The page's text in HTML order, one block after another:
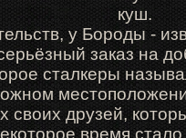
куш.
у Бороды -
заказ на
сталкеры
своих друзей,